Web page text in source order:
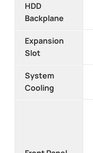
HDD
Backplane
Expansion
Slot
System
Cooling